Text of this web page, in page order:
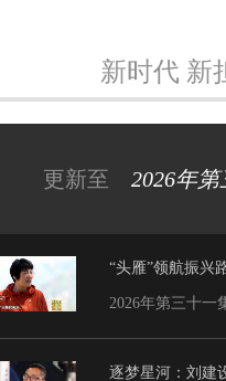
新时代 新
更新至 2026年
“头雁”领航振兴
2026年第三十一
逐梦星河：刘建